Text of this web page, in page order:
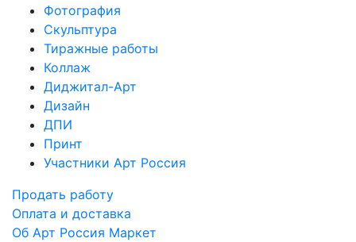
Фотография
Скульптура
Тиражные работы
Коллаж
Диджитал-Арт
Дизайн
ДПИ
Принт
Участники Арт Россия
Продать работу
Оплата и доставка
Об Арт Россия Маркет